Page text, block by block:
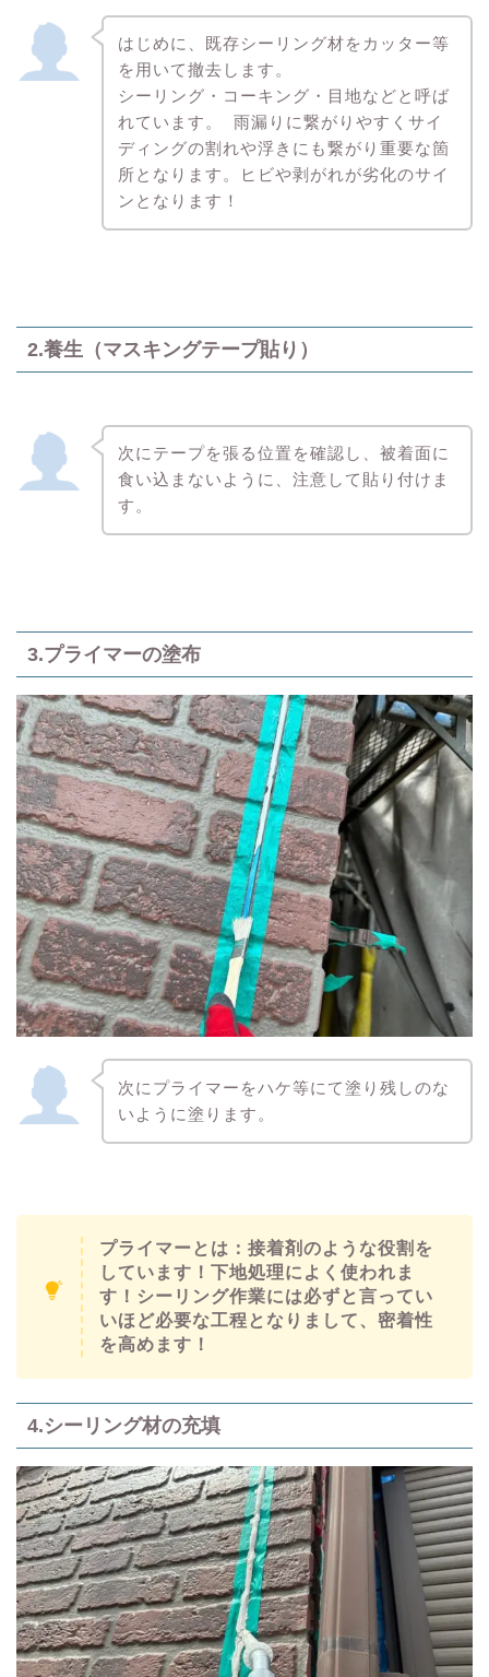
はじめに、既存シーリング材をカッター等
を用いて撤去します。
シーリング・コーキング・目地などと呼ば
れています。 雨漏りに繋がりやすくサイ
ディングの割れや浮きにも繋がり重要な箇
所となります。ヒビや剥がれが劣化のサイ
ンとなります！
2.養生（マスキングテープ貼り）
次にテープを張る位置を確認し、被着面に
食い込まないように、注意して貼り付けま
す。
3.プライマーの塗布
次にプライマーをハケ等にて塗り残しのな
いように塗ります。
プライマーとは ：接着剤のような役割を
しています！下地処理によく使われま
す！シーリング作業には必ずと言ってい
いほど必要な工程となりまして、密着性
を高めます！
4.シーリング材の充填